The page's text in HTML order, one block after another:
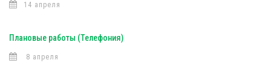
14 апреля
Плановые работы (Телефония)
8 апреля